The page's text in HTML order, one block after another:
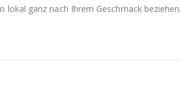
lokal ganz nach Ihrem Geschmack beziehen.